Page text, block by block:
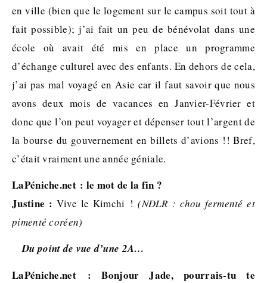
en ville (bien que le logement sur le campus soit tout à
fait possible); j’ai fait un peu de bénévolat dans une
école où avait été mis en place un programme
d’échange culturel avec des enfants. En dehors de cela,
j’ai pas mal voyagé en Asie car il faut savoir que nous
avons deux mois de vacances en Janvier-Février et
donc que l’on peut voyager et dépenser tout l’argent de
la bourse du gouvernement en billets d’avions !! Bref,
c’était vraiment une année géniale.
LaPéniche.net : le mot de la fin ?
Justine : Vive le Kimchi !(NDLR : chou fermenté et
pimenté coréen)
Du point de vue d’une 2A…
LaPéniche.net : Bonjour Jade, pourrais-tu te